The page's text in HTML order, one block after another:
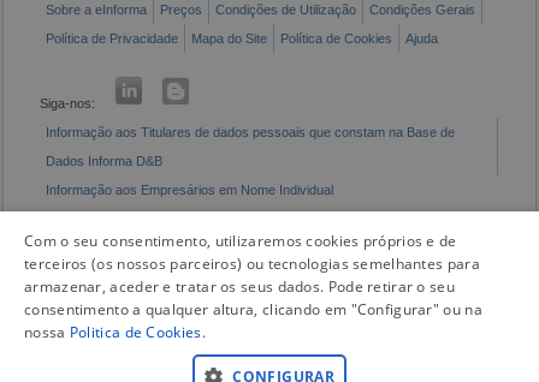
Sobre a eInforma Preços Condições de Utilização
Condições Gerais
Política de Privacidade
Mapa do Site Política de Cookies Ajuda
Siga-nos:
Informação aos Titulares de dados pessoais que constam na Base de
Dados Informa D&B
Informação aos Empresários em Nome Individual
Com o seu consentimento, utilizaremos cookies próprios e de
terceiros (os nossos parceiros) ou tecnologias semelhantes para
armazenar, aceder e tratar os seus dados. Pode retirar o seu
consentimento a qualquer altura, clicando em "Configurar" ou na
nossa Politica de Cookies.
CONFIGURAR